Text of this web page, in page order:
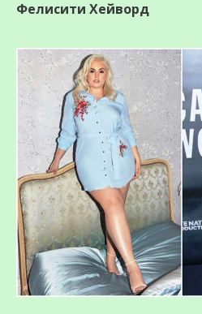
Фелисити Хейворд